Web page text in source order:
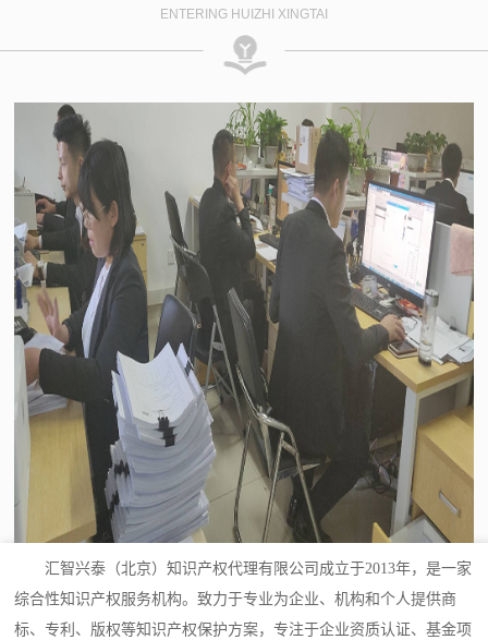
ENTERING HUIZHI XINGTAI
汇智兴泰（北京）知识产权代理有限公司成立于2013年，是一家
综合性知识产权服务机构。致力于专业为企业、机构和个人提供商
标、专利、版权等知识产权保护方案，专注于企业资质认证、基金项